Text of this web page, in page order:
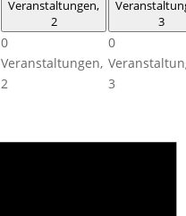
Veranstaltungen,
2
0
Veranstaltungen,
2
3
0
3